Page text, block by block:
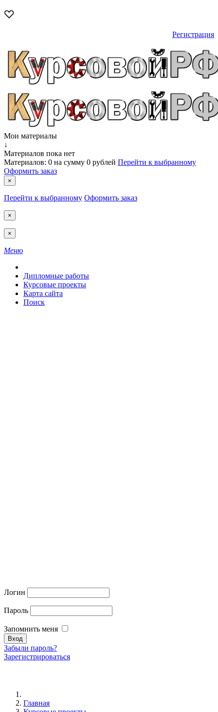
Регистрация
Мои материалы
↓
Материалов пока нет
Материалов: 0 на сумму 0 рублей Перейти к выбранному
Оформить заказ
×
Перейти к выбранному Оформить заказ
×
×
Меню
Дипломные работы
Курсовые проекты
Карта сайта
Поиск
Логин
Пароль
Запомнить меня
Забыли пароль?
Зарегистрироваться
Главная